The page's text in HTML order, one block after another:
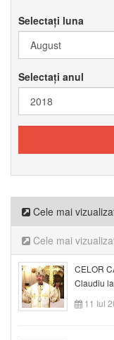
Selectați luna
Selectați anul
Cele mai
Cele mai
CELOR
Claudiu
11 Iul